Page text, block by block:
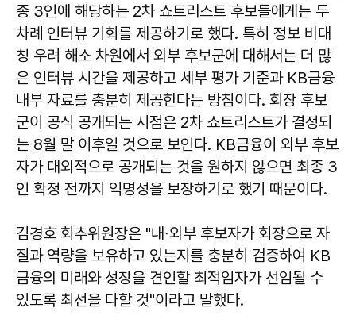
종 3인에 해당하는 2차 쇼트리스트 후보들에게는 두
차례 인터뷰 기회를 제공하기로 했다. 특히 정보 비대
칭 우려 해소 차원에서 외부 후보군에 대해서는 더 많
은 인터뷰 시간을 제공하고 세부 평가 기준과 KB금융
내부 자료를 충분히 제공한다는 방침이다. 회장 후보
군이 공식 공개되는 시점은 2차 쇼트리스트가 결정되
는 8월 말 이후일 것으로 보인다. KB금융이 외부 후보
자가 대외적으로 공개되는 것을 원하지 않으면 최종 3
인 확정 전까지 익명성을 보장하기로 했기 때문이다.
김경호 회추위원장은 "내∙외부 후보자가 회장으로 자
질과 역량을 보유하고 있는지를 충분히 검증하여 KB
금융의 미래와 성장을 견인할 최적임자가 선임될 수
있도록 최선을 다할 것"이라고 말했다.